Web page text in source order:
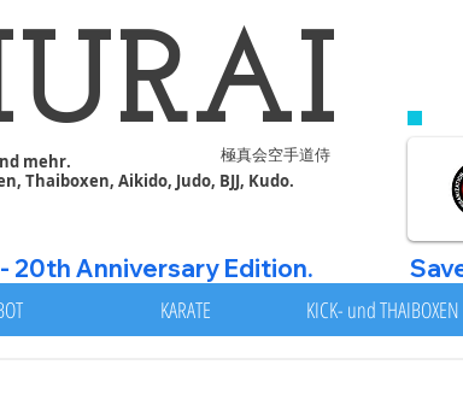
極真会空手道侍
mehr.
Thaiboxen, Aikido, Judo, BJJ, Kudo.
- 20th Anniversary Edition.
KARATE KICK- und THAIBOXEN